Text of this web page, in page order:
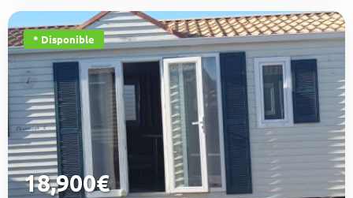
* Disponible
18,900€